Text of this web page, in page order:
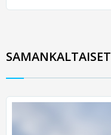
SAMANKALTAISET